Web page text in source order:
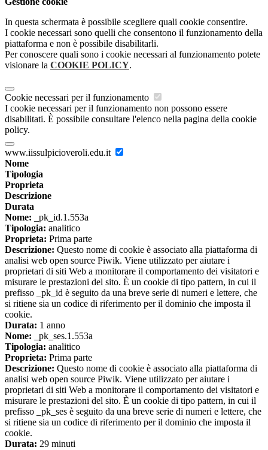
In questa schermata è possibile scegliere quali cookie consentire.
I cookie necessari sono quelli che consentono il funzionamento della
piattaforma e non è possibile disabilitarli.
Per conoscere quali sono i cookie necessari al funzionamento potete
visionare la COOKIE POLICY.
Cookie necessari per il funzionamento
I cookie necessari per il funzionamento non possono essere
disabilitati. È possibile consultare l'elenco nella pagina della cookie
policy.
www.iissulpicioveroli.edu.it
Nome
Tipologia
Proprieta
Descrizione
Durata
Nome: _pk_id.1.553a
Tipologia: analitico
Proprieta: Prima parte
Descrizione: Questo nome di cookie è associato alla piattaforma di
analisi web open source Piwik. Viene utilizzato per aiutare i
proprietari di siti Web a monitorare il comportamento dei visitatori e
misurare le prestazioni del sito. È un cookie di tipo pattern, in cui il
prefisso _pk_id è seguito da una breve serie di numeri e lettere, che
si ritiene sia un codice di riferimento per il dominio che imposta il
cookie.
Durata: 1 anno
Nome: _pk_ses.1.553a
Tipologia: analitico
Proprieta: Prima parte
Descrizione: Questo nome di cookie è associato alla piattaforma di
analisi web open source Piwik. Viene utilizzato per aiutare i
proprietari di siti Web a monitorare il comportamento dei visitatori e
misurare le prestazioni del sito. È un cookie di tipo pattern, in cui il
prefisso _pk_ses è seguito da una breve serie di numeri e lettere, che
si ritiene sia un codice di riferimento per il dominio che imposta il
cookie.
Durata: 29 minuti